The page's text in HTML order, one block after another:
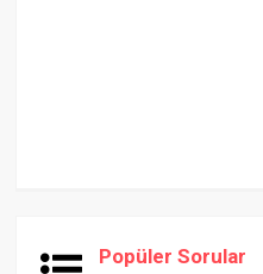
Popüler Sorular